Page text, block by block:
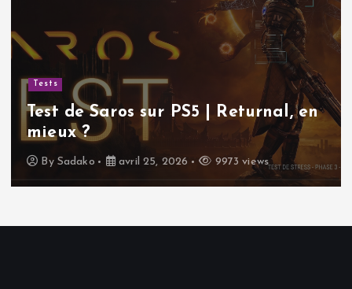
Tests
Test de Saros sur PS5 | Returnal, en
mieux ?
By Sadako avril 25, 2026 9973 views